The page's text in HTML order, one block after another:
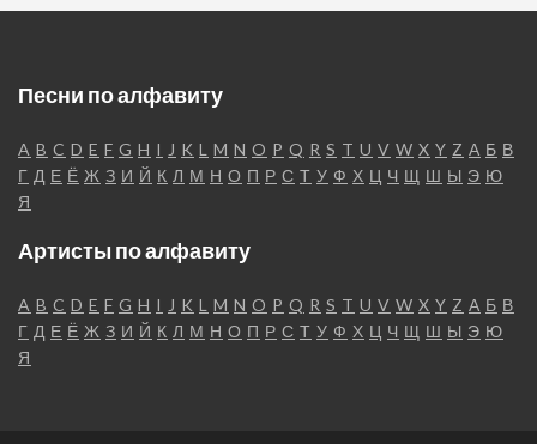
Песни по алфавиту
A B C D E F G H I J K L M N O P Q R S T U V W X Y Z А Б В
Г Д Е Ё Ж З И Й К Л М Н О П Р С Т У Ф Х Ц Ч Щ Ш Ы Э Ю
Я
Артисты по алфавиту
A B C D E F G H I J K L M N O P Q R S T U V W X Y Z А Б В
Г Д Е Ё Ж З И Й К Л М Н О П Р С Т У Ф Х Ц Ч Щ Ш Ы Э Ю
Я